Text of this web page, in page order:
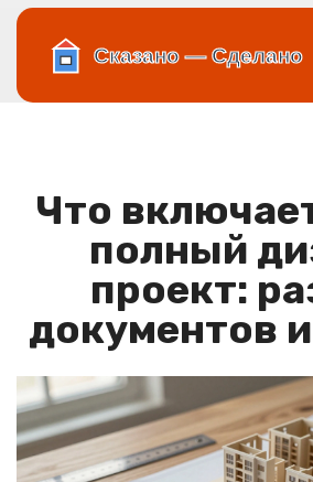
Что
полный
проект:
документов